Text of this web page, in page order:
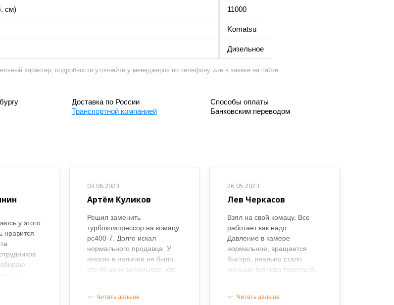
см) 11000
Komatsu
Дизельное
характер, подробности уточняйте у менеджеров по телефону или в заявке на сайте.
Доставка по России
Транспортной компанией
Способы оплаты
Банковским переводом
у этого
нравится
знают
03.08.2023
Артём Куликов
Решил заменить
турбокомпрессор на комацу
рс400-7. Долго искал
нормального продавца. У
многих в наличии не было,
кто-то цену заламывал, кто-
возникло. Запчасть была в
Читать дальше
26.05.2023
Лев Черкасов
Взял на свой комацу. Все
работает как надо.
Давление в камере
нормальное, вращается
быстро, реально стало
меньше топлива тратиться.
доволен. Забирал запчасть
Читать дальше